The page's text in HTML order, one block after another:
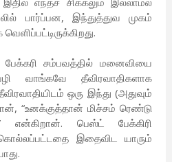
பார்ப்பன, இந்துத்துவ முகம்
பேக்கரி சம்பவத்தில் மனைவியை
வாங்கவே தீவிரவாதிகளாக
ஒரு இந்து (அதுவும்
“உனக்குத்தான் மிச்சம் ரெண்டு
என்கிறான். பெஸ்ட் பேக்கிரி
இதைவிட யாரும்